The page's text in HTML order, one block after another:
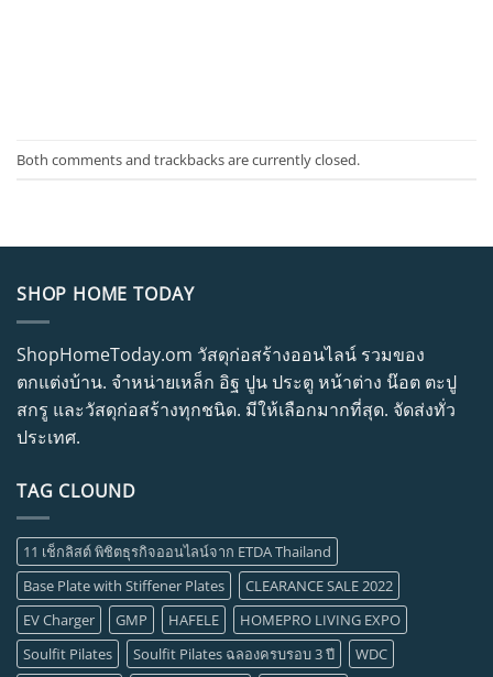
Both comments and trackbacks are currently closed.
SHOP HOME TODAY
ShopHomeToday.om วัสดุก่อสร้างออนไลน์ รวมของ
ตกแต่งบ้าน. จำหน่ายเหล็ก อิฐ ปูน ประตู หน้าต่าง น๊อต ตะปู
สกรู และวัสดุก่อสร้างทุกชนิด. มีให้เลือกมากที่สุด. จัดส่งทั่ว
ประเทศ.
TAG CLOUND
11 เช็กลิสต์ พิชิตธุรกิจออนไลน์จาก ETDA Thailand
Base Plate with Stiffener Plates
CLEARANCE SALE 2022
EV Charger
GMP HAFELE
HOMEPRO LIVING EXPO
Soulfit Pilates
Soulfit Pilates ฉลองครบรอบ 3 ปี
WDC